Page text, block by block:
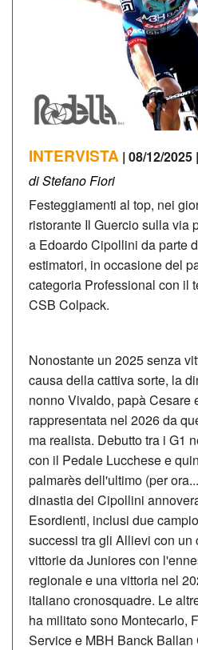
INTERVISTA | 08/12/2025
di Stefano Fiori
Festeggiamenti al top, nei
ristorante Il Guercio sulla via
a Edoardo Cipollini da parte
estimatori, in occasione del
categoria Professional con il
CSB Colpack.
Nonostante un 2025 senza
causa della cattiva sorte, la
nonno Vivaldo, papà Cesare
rappresentata nel 2026 da
ma realista. Debutto tra i G1
con il Pedale Lucchese e
palmarès dell'ultimo (per
dinastia dei Cipollini
Esordienti, inclusi due
successi tra gli Allievi con un
vittorie da Juniores con
regionale e una vittoria nel
italiano cronosquadre. Le
ha militato sono Montecarlo,
Service e MBH Banck Ballan